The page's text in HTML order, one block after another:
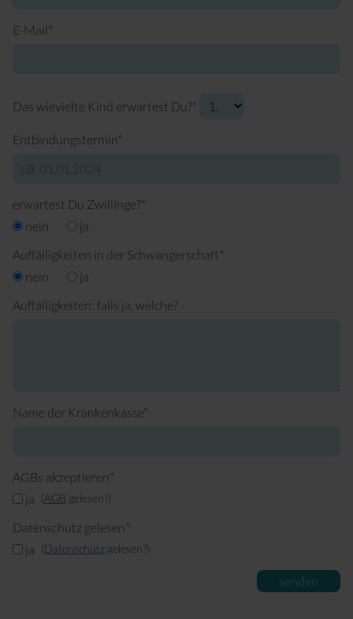
Pflichtfeld
E-Mail *
Das wievielte Kind erwartest Du?*
Pflichtfeld
Entbindungstermin*
Pflichtfeld
erwartest Du Zwillinge?*
nein
ja
Pflichtfeld
Auffälligkeiten in der Schwangerschaft*
nein
ja
Auffälligkeiten: falls ja, welche?
Pflichtfeld
Name der Krankenkasse*
Pflichtfeld
AGBs akzeptieren*
ja
AGB gelesen?
Pflichtfeld
Datenschutz gelesen*
ja
Datenschutz gelesen?
senden